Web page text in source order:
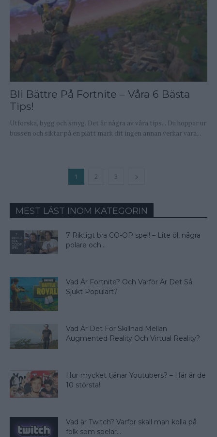
Bli Bättre På Fortnite – Våra 6 Bästa
Tips!
Utforska, bygg och smyg. Det är några av våra tips... Du hoppar ur
bussen och siktar på en plätt mark dit ingen annan verkar vara...
1 2 3
MEST LÄST INOM KATEGORIN
7 Riktigt bra CO-OP spel! – Lite öl, några
polare och...
Vad Är Fortnite? Och Varför Är Det Så
Sjukt Populärt?
Vad Är Det För Skillnad Mellan
Augmented Reality Och Virtual Reality?
Hur mycket tjänar Youtubers? – Här är de
10 största!
Vad är Twitch? Varför skall man kolla på
folk som spelar...